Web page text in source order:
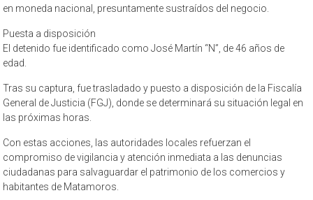
en moneda nacional, presuntamente sustraídos del negocio.
Puesta a disposición
El detenido fue identificado como José Martín “N”, de 46 años de
edad.
Tras su captura, fue trasladado y puesto a disposición de la Fiscalía
General de Justicia (FGJ), donde se determinará su situación legal en
las próximas horas.
Con estas acciones, las autoridades locales refuerzan el
compromiso de vigilancia y atención inmediata a las denuncias
ciudadanas para salvaguardar el patrimonio de los comercios y
habitantes de Matamoros.